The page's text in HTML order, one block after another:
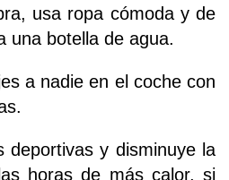
usa ropa cómoda y de
una botella de agua.
a nadie en el coche con
deportivas y disminuye la
horas de más calor, si